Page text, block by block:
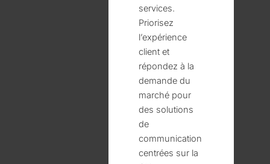
services.
Priorisez
l’expérience
client et
répondez à la
demande du
marché pour
des solutions
de
communication
centrées sur la